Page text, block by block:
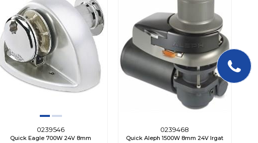
0239546
Quick Eagle 700W 24V 8mm
0239468
Quick Aleph 1500W 8mm 24V Irgat